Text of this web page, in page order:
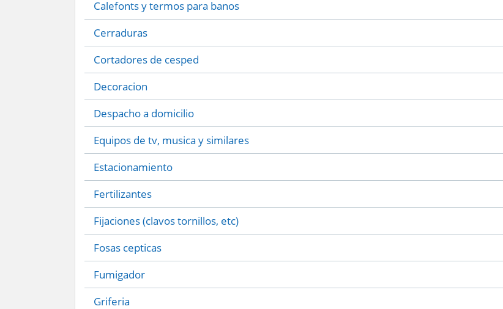
Calefonts y termos para banos
Cerraduras
Cortadores de cesped
Decoracion
Despacho a domicilio
Equipos de tv, musica y similares
Estacionamiento
Fertilizantes
Fijaciones (clavos tornillos, etc)
Fosas cepticas
Fumigador
Griferia